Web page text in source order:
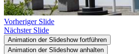
Vorheriger Slide
Nächster Slide
Animation der Slideshow fortführen
Animation der Slideshow anhalten